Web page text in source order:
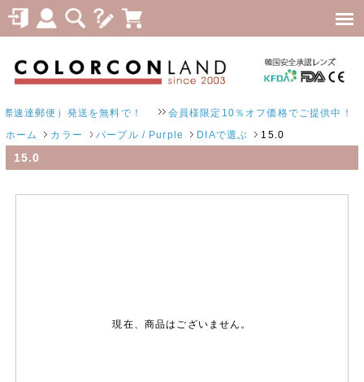
達郵便）発送を無料で！ 会員様限定10％オフ価格でご提供中！
ホーム カラー パープル / Purple DIAで選ぶ 15.0
15.0
現在、商品はございません。